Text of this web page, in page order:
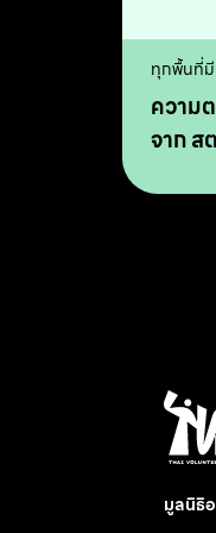
ทุกพื้นที่มี
ความ
จาก ส
มูลนิธิ